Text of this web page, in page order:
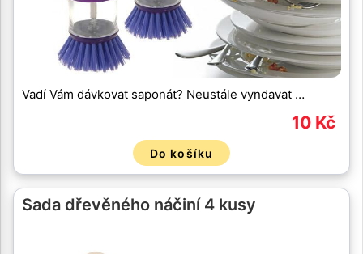
Vadí Vám dávkovat saponát? Neustále vyndavat …
10 Kč
Do košíku
Sada dřevěného náčiní 4 kusy